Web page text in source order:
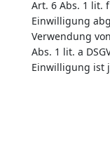
Art. 6 Abs. 1 lit.
Einwilligung
Verwendung
Abs. 1 lit. a
Einwilligung ist